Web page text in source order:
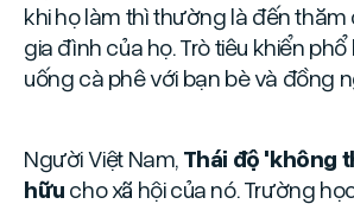
khi họ làm thì thường là đến
gia đình của họ. Trò tiêu khiển phổ
uống cà phê với bạn bè và đồng
Người Việt Nam, Thái độ 'không
hữu cho xã hội của nó. Trường